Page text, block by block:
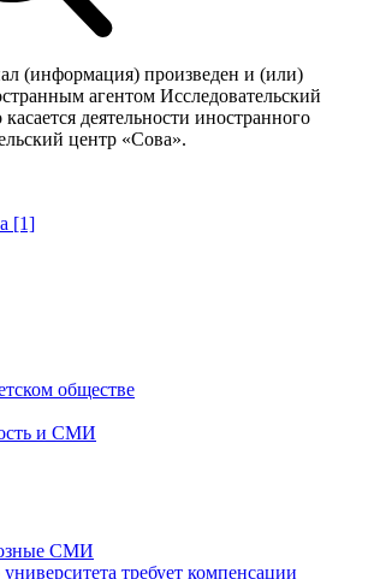
(информация) произведен и (или)
агентом Исследовательский
деятельности иностранного
центр «Сова».
[1]
обществе
и СМИ
СМИ
требует компенсации